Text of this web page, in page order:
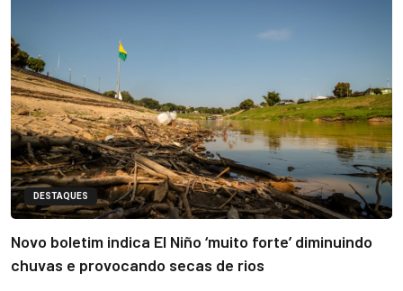
DESTAQUES
Novo boletim indica El Niño ‘muito forte’ diminuindo
chuvas e provocando secas de rios